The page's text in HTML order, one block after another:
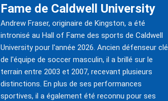
Fame de Caldwell University
Andrew Fraser, originaire de Kingston, a été
intronisé au Hall of Fame des sports de Caldwell
University pour l'année 2026. Ancien défenseur clé
de l'équipe de soccer masculin, il a brillé sur le
terrain entre 2003 et 2007, recevant plusieurs
distinctions. En plus de ses performances
sportives, il a également été reconnu pour ses